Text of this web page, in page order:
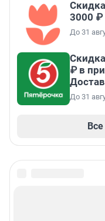
3000 ₽
До 31
₽ в
До 31